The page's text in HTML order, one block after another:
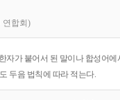
연합회)
자가 붙어서 된 말이나 합성어
두음 법칙에 따라 적는다.